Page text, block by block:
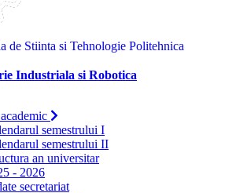
de Stiinta si Tehnologie Politehnica
Industriala si Robotica
semestrului I
semestrului II
an universitar
- 2026
secretariat